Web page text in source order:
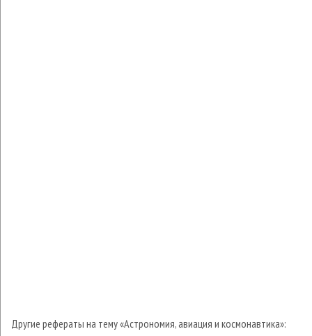
Другие рефераты на тему «Астрономия, авиация и космонавтика»: